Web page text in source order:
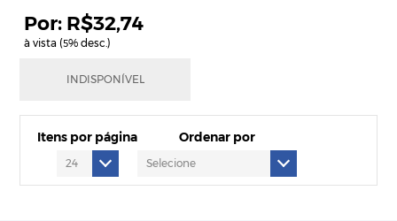
R$32,74
à vista (5% desc.)
1xdeR$34,46
INDISPONÍVEL
Itens por página Ordenar por